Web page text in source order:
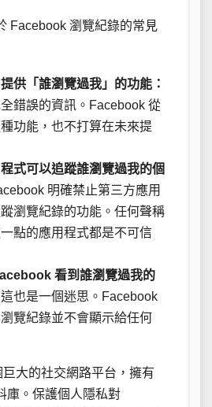
Facebook 瀏覽紀錄的常見
供「誰瀏覽過我」的功能：
錯誤的資訊。Facebook 從
功能，也不打算在未來提
式可以追蹤誰瀏覽過我的個
明確禁止第三方應用
瀏覽紀錄的功能。任何聲稱
點的應用程式都是不可信
看到誰瀏覽過我的
這也是一個迷思。Facebook
覽紀錄並不會顯示給任何
大的社交網路平台，擁有
庫。保護個人隱私對